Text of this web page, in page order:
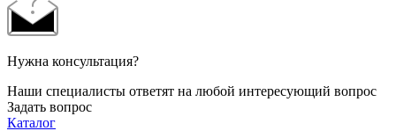
Нужна консультация?
Наши специалисты ответят на любой интересующий вопрос
Задать вопрос
Каталог